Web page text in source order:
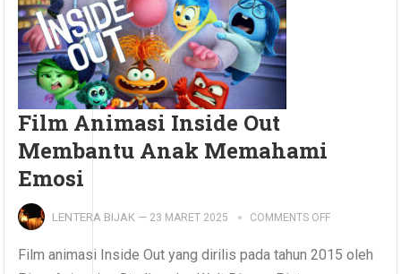
Film Animasi Inside Out
Membantu Anak Memahami
Emosi
LENTERA BIJAK — 23 MARET 2025 COMMENTS OFF
Film animasi Inside Out yang dirilis pada tahun 2015 oleh